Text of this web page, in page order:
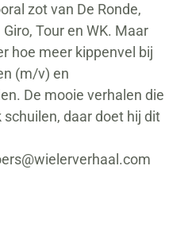
zot van De Ronde,
Tour en WK. Maar
hoe meer kippenvel bij
(m/v) en
De mooie verhalen die
schuilen, daar doet hij dit